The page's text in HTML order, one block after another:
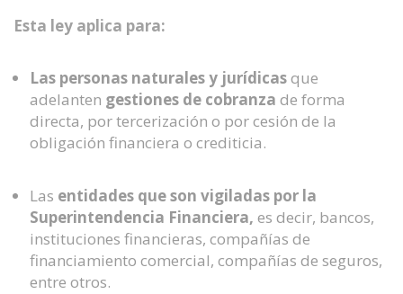
Esta ley aplica para:
Las personas naturales y jurídicasque
adelanten gestiones de cobranza de forma
directa, por tercerización o por cesión de la
obligación financiera o crediticia.
Las entidades que son vigiladas por la
Superintendencia Financiera, es decir, bancos,
instituciones financieras, compañías de
financiamiento comercial, compañías de seguros,
entre otros.